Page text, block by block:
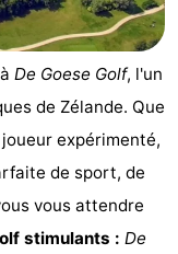
De Goese Golf, l'un
de Zélande. Que
expérimenté,
de sport, de
vous attendre
stimulants : De